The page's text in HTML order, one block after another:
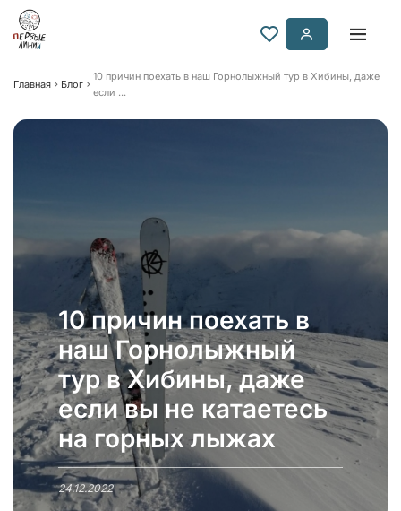
Главная Блог
10 причин поехать в наш Горнолыжный тур в Хибины, даже
если ...
10 причин поехать в
наш Горнолыжный
тур в Хибины, даже
если вы не катаетесь
на горных лыжах
24.12.2022